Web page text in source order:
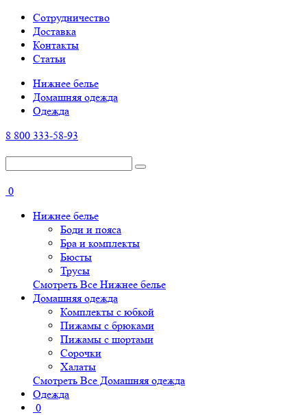
Cотрудничество
Доставка
Контакты
Статьи
Нижнее белье
Домашняя одежда
Одежда
8 800 333-58-93
0
Нижнее белье
Боди и пояса
Бра и комплекты
Бюсты
Трусы
Смотреть Все Нижнее белье
Домашняя одежда
Комплекты с юбкой
Пижамы с брюками
Пижамы с шортами
Сорочки
Халаты
Смотреть Все Домашняя одежда
Одежда
0